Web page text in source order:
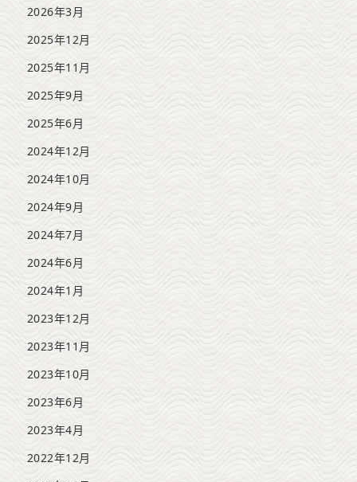
2026年3月
2025年12月
2025年11月
2025年9月
2025年6月
2024年12月
2024年10月
2024年9月
2024年7月
2024年6月
2024年1月
2023年12月
2023年11月
2023年10月
2023年6月
2023年4月
2022年12月